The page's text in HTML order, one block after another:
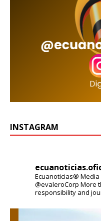
INSTAGRAM
Ecuanoticias® Media
@evaleroCorp More
responsibility and